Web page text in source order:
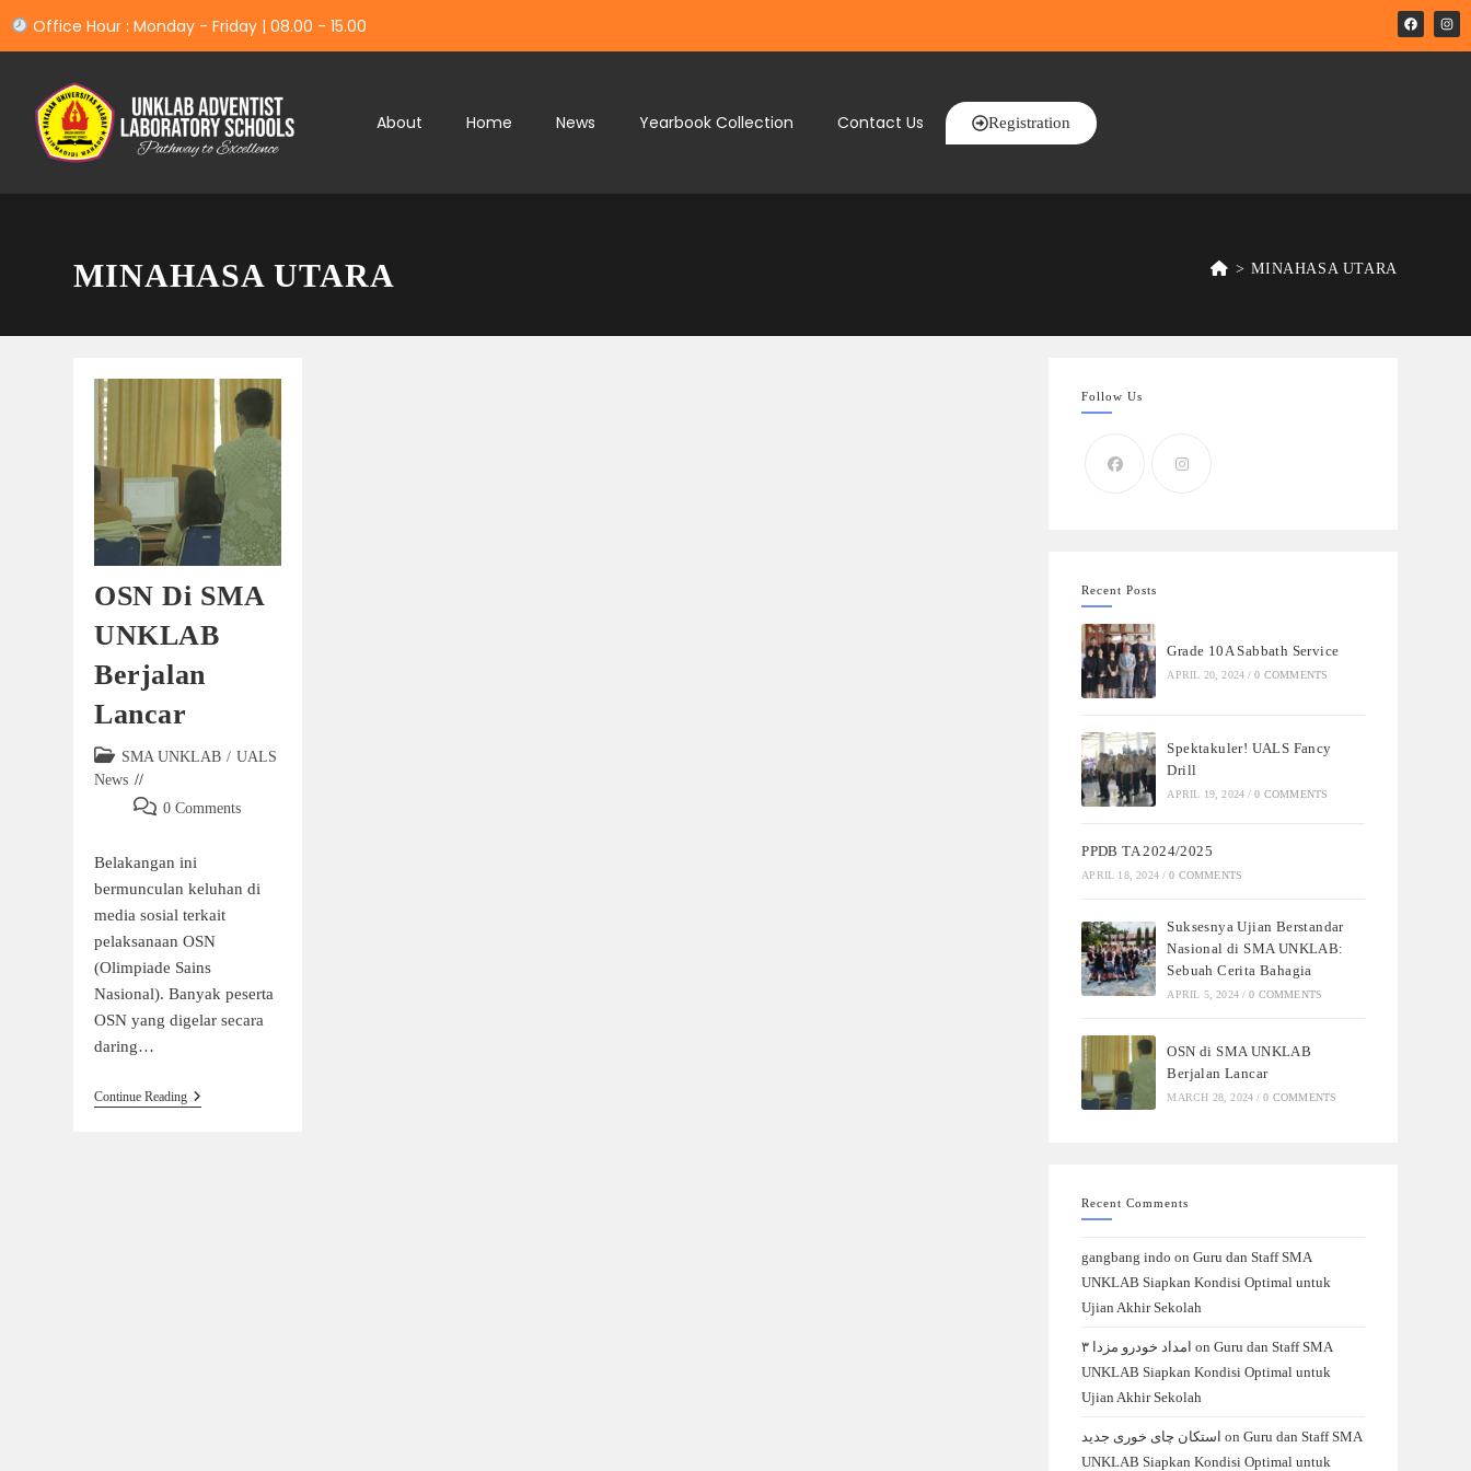
Office Hour : Monday - Friday | 08.00 - 15.00
About Home News Yearbook Collection Contact Us Registration
MINAHASA UTARA > MINAHASA UTARA
OSN Di SMA
UNKLAB
Berjalan
Lancar
SMA UNKLAB / UALS
News
0 Comments
Belakangan ini
bermunculan keluhan di
media sosial terkait
pelaksanaan OSN
(Olimpiade Sains
Nasional). Banyak peserta
OSN yang digelar secara
daring…
Continue Reading
Follow Us
Recent Posts
Grade 10A Sabbath Service
APRIL 20, 2024 / 0 COMMENTS
Spektakuler! UALS Fancy
Drill
APRIL 19, 2024 / 0 COMMENTS
PPDB TA 2024/2025
APRIL 18, 2024 / 0 COMMENTS
Suksesnya Ujian Berstandar
Nasional di SMA UNKLAB:
Sebuah Cerita Bahagia
APRIL 5, 2024 / 0 COMMENTS
OSN di SMA UNKLAB
Berjalan Lancar
MARCH 28, 2024 / 0 COMMENTS
Recent Comments
gangbang indo onGuru dan Staff SMA
UNKLAB Siapkan Kondisi Optimal untuk
Ujian Akhir Sekolah
امداد خودرو مزدا ۳ onGuru dan Staff SMA
UNKLAB Siapkan Kondisi Optimal untuk
Ujian Akhir Sekolah
استکان چای خوری جدید onGuru dan Staff SMA
UNKLAB Siapkan Kondisi Optimal untuk